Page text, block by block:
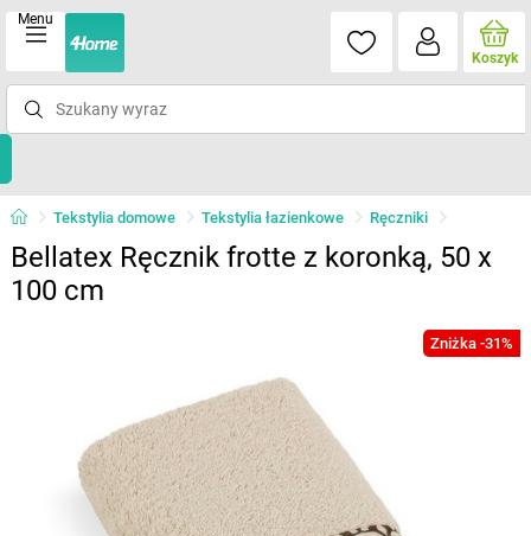
Menu
Koszyk
Tekstylia domowe Tekstylia łazienkowe Ręczniki
Bellatex Ręcznik frotte z koronką, 50 x
100 cm
Zniżka -31%